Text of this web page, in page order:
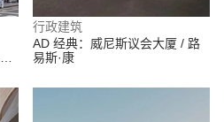
行政建筑
AD 经典：威尼斯议会大厦 / 路
易斯·康